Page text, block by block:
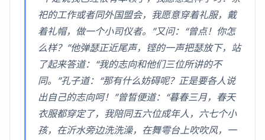
祀的工作或者同外国盟会，我愿意穿着礼服，戴
着礼帽，做一个小司仪者。”又问：“曾点！你怎
么样？”他弹瑟正近尾声，铿的一声把瑟放下，站
了起来答道：“我的志向和他们三位所讲的不
同。”孔子道：“那有什么妨碍呢？正是要各人说
出自己的志向呵！”曾晳便道：“暮春三月，春天
衣服都穿定了，我陪同五六位成年人，六七个小
孩，在沂水旁边洗洗澡，在舞雩台上吹吹风，一